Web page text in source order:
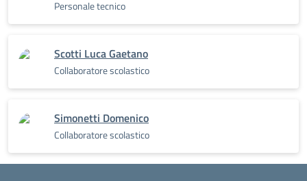
Personale tecnico
Scotti Luca Gaetano
Collaboratore scolastico
Simonetti Domenico
Collaboratore scolastico